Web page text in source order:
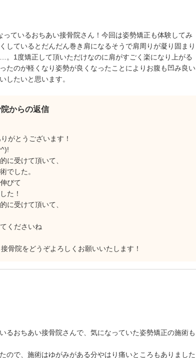
ているおちあい接骨院さん！今回は姿勢矯正も体験してみ
しているとだんだん巻き肩になるそうで肩周りが凝り固まり
1度矯正して頂いただけなのに肩がすごく楽になり上がる
たのが軽くなり姿勢が良くなったことによりお腹も凹み良い
したいと思います。
からの返信
がとうございます！
に受けて頂いて、
でした。
びて
た！
に受けて頂いて、
くださいね
骨院をどうぞよろしくお願いいたします！
るおちあい接骨院さんで、気になっていた姿勢矯正の施術も
ので、施術はゆがみがある分やはり痛いところもありました